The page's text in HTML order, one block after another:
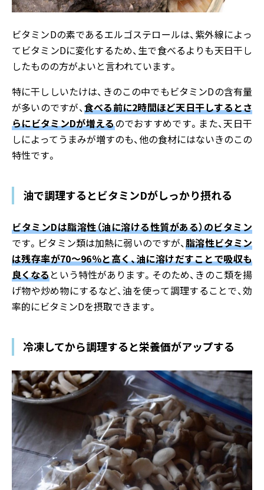
ビタミンDの素であるエルゴステロールは、紫外線によっ
てビタミンDに変化するため、生で食べるよりも天日干し
したものの方がよいと言われています。
特に干ししいたけは、きのこの中でもビタミンDの含有量
が多いのですが、食べる前に2時間ほど天日干しするとさ
らにビタミンDが増えるのでおすすめです。また、天日干
しによってうまみが増すのも、他の食材にはないきのこの
特性です。
油で調理するとビタミンDがしっかり摂れる
ビタミンDは脂溶性（油に溶ける性質がある）のビタミン
です。ビタミン類は加熱に弱いのですが、脂溶性ビタミン
は残存率が70～96％と高く、油に溶けだすことで吸収も
良くなるという特性があります。そのため、きのこ類を揚
げ物や炒め物にするなど、油を使って調理することで、効
率的にビタミンDを摂取できます。
冷凍してから調理すると栄養価がアップする